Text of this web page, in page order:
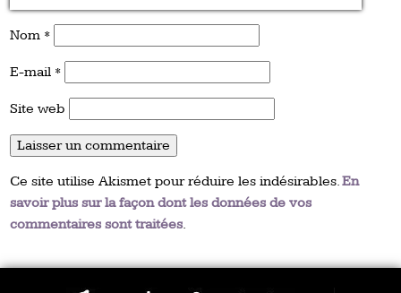
Nom *
E-mail *
Site web
Ce site utilise Akismet pour réduire les indésirables.En
savoir plus sur la façon dont les données de vos
commentaires sont traitées.